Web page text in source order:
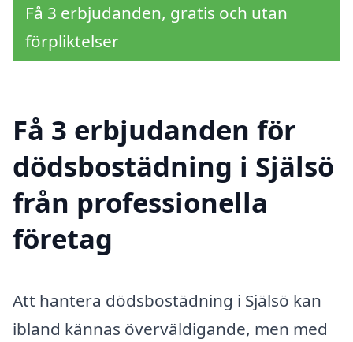
Få 3 erbjudanden, gratis och utan
förpliktelser
Få 3 erbjudanden för
dödsbostädning i Själsö
från professionella
företag
Att hantera dödsbostädning i Själsö kan
ibland kännas överväldigande, men med